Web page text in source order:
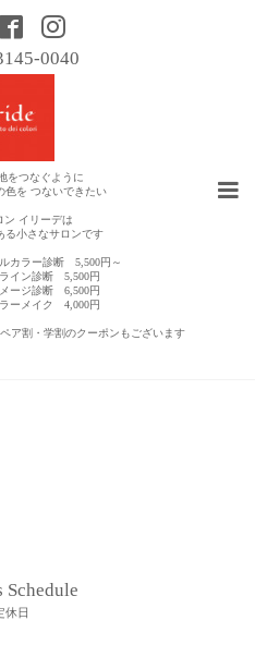
0040
をつなぐように
色を つないできたい
ン イリーデは
る小さなサロンです
カラー診断 5,500円～
イン診断 5,500円
ージ診断 6,500円
ーメイク 4,000円
ア割・学割のクーポンもございます
Schedule
休日